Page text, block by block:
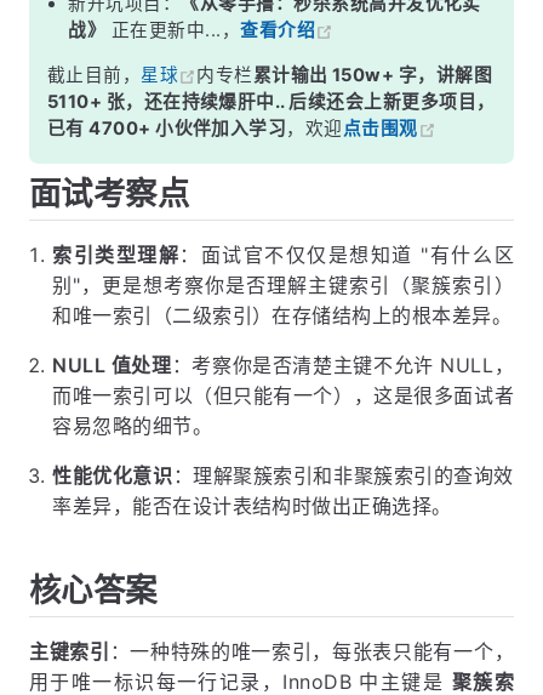
战》
正在更新中...，查看介绍
截止目前， 星球 内专栏累计输出 150w+ 字，讲解图
5110+ 张，还在持续爆肝中.. 后续还会上新更多项目，
已有 4700+ 小伙伴加入学习，欢迎点击围观
面试考察点
索引类型理解 ：面试官不仅仅是想知道 "有什么区
别"，更是想考察你是否理解主键索引（聚簇索引）
和唯一索引（二级索引）在存储结构上的根本差异。
NULL 值处理 ：考察你是否清楚主键不允许 NULL，
而唯一索引可以（但只能有一个），这是很多面试者
容易忽略的细节。
性能优化意识 ：理解聚簇索引和非聚簇索引的查询效
率差异，能否在设计表结构时做出正确选择。
核心答案
主键索引 ：一种特殊的唯一索引，每张表只能有一个，
用于唯一标识每一行记录，InnoDB 中主键是 聚簇索